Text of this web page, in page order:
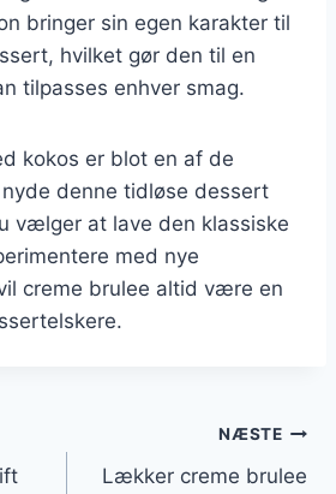
bringer sin egen karakter til
hvilket gør den til en
tilpasses enhver smag.
kokos er blot en af de
denne tidløse dessert
vælger at lave den klassiske
med nye
creme brulee altid være en
NÆSTE
Lækker creme brulee